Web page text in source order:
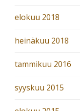
elokuu 2018
heinäkuu 2018
tammikuu 2016
syyskuu 2015